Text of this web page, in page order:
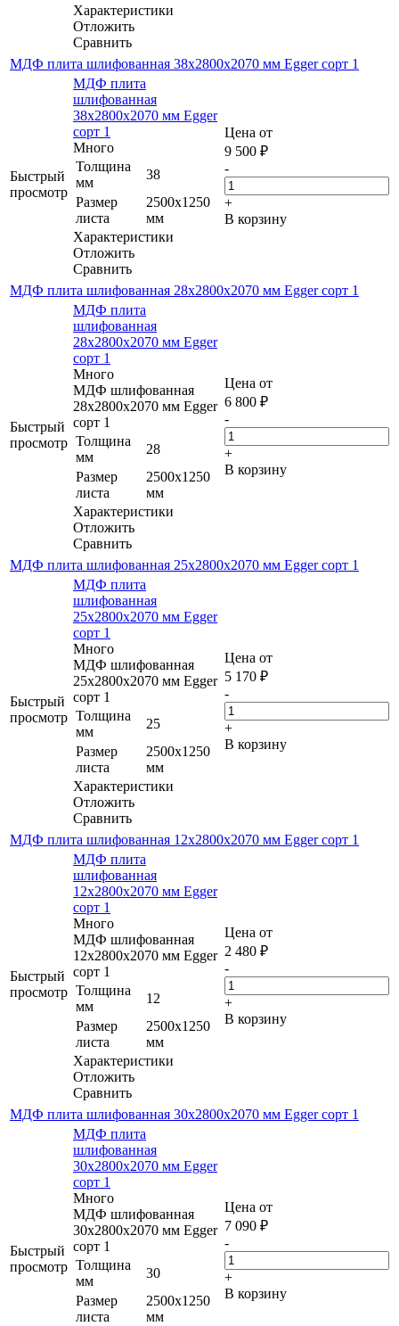
Характеристики
Отложить
Сравнить
МДФ плита шлифованная 38х2800х2070 мм Egger сорт 1
Быстрый
просмотр
МДФ плита
шлифованная
38х2800х2070 мм Egger
сорт 1
Много
Толщина
мм
38
Размер
листа
2500х1250
мм
Характеристики
Отложить
Сравнить
Цена от
9 500 ₽
-
+
В корзину
МДФ плита шлифованная 28х2800х2070 мм Egger сорт 1
Быстрый
просмотр
МДФ плита
шлифованная
28х2800х2070 мм Egger
сорт 1
Много
МДФ шлифованная
28х2800х2070 мм Egger
сорт 1
Толщина
мм
28
Размер
листа
2500х1250
мм
Характеристики
Отложить
Сравнить
Цена от
6 800 ₽
-
+
В корзину
МДФ плита шлифованная 25х2800х2070 мм Egger сорт 1
Быстрый
просмотр
МДФ плита
шлифованная
25х2800х2070 мм Egger
сорт 1
Много
МДФ шлифованная
25х2800х2070 мм Egger
сорт 1
Толщина
мм
25
Размер
листа
2500х1250
мм
Характеристики
Отложить
Сравнить
Цена от
5 170 ₽
-
+
В корзину
МДФ плита шлифованная 12х2800х2070 мм Egger сорт 1
Быстрый
просмотр
МДФ плита
шлифованная
12х2800х2070 мм Egger
сорт 1
Много
МДФ шлифованная
12х2800х2070 мм Egger
сорт 1
Толщина
мм
12
Размер
листа
2500х1250
мм
Характеристики
Отложить
Сравнить
Цена от
2 480 ₽
-
+
В корзину
МДФ плита шлифованная 30х2800х2070 мм Egger сорт 1
Быстрый
просмотр
МДФ плита
шлифованная
30х2800х2070 мм Egger
сорт 1
Много
МДФ шлифованная
30х2800х2070 мм Egger
сорт 1
Толщина
мм
30
Размер
листа
2500х1250
мм
Цена от
7 090 ₽
-
+
В корзину